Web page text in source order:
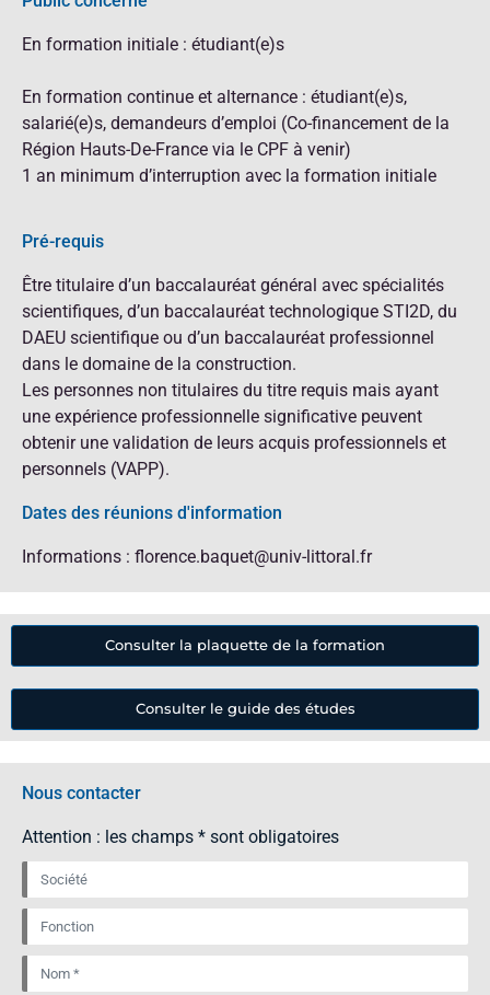
En formation initiale : étudiant(e)s
En formation continue et alternance : étudiant(e)s,
salarié(e)s, demandeurs d’emploi (Co-financement de la
Région Hauts-De-France via le CPF à venir)
1 an minimum d’interruption avec la formation initiale
Pré-requis
Être titulaire d’un baccalauréat général avec spécialités
scientifiques, d’un baccalauréat technologique STI2D, du
DAEU scientifique ou d’un baccalauréat professionnel
dans le domaine de la construction.
Les personnes non titulaires du titre requis mais ayant
une expérience professionnelle significative peuvent
obtenir une validation de leurs acquis professionnels et
personnels (VAPP).
Dates des réunions d'information
Informations : florence.baquet@univ-littoral.fr
Consulter la plaquette de la formation
Consulter le guide des études
Nous contacter
Attention : les champs * sont obligatoires